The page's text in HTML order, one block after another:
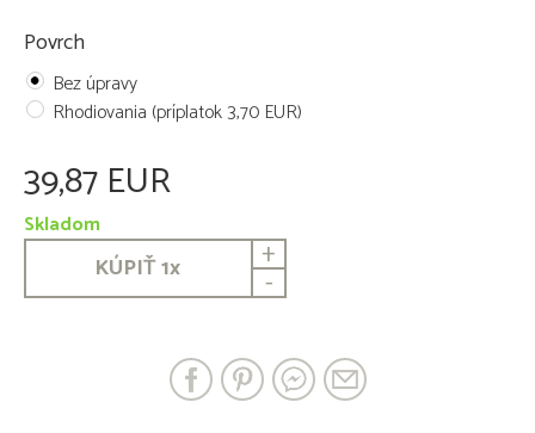
Povrch
Bez úpravy
Rhodiovania (príplatok 3,70 EUR)
39,87 EUR
Skladom
KÚPIŤ1x +
-